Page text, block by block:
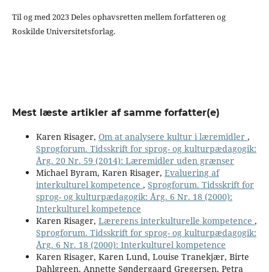
Til og med 2023 Deles ophavsretten mellem forfatteren og
Roskilde Universitetsforlag.
Mest læste artikler af samme forfatter(e)
Karen Risager, Om at analysere kultur i læremidler ,
Sprogforum. Tidsskrift for sprog- og kulturpædagogik:
Årg. 20 Nr. 59 (2014): Læremidler uden grænser
Michael Byram, Karen Risager, Evaluering af
interkulturel kompetence , Sprogforum. Tidsskrift for
sprog- og kulturpædagogik: Årg. 6 Nr. 18 (2000):
Interkulturel kompetence
Karen Risager, Lærerens interkulturelle kompetence ,
Sprogforum. Tidsskrift for sprog- og kulturpædagogik:
Årg. 6 Nr. 18 (2000): Interkulturel kompetence
Karen Risager, Karen Lund, Louise Tranekjær, Birte
Dahlgreen, Annette Søndergaard Gregersen, Petra